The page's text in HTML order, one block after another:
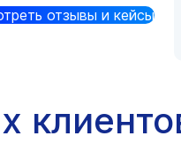
отзывы и кейсы